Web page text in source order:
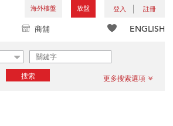
海外樓盤 放盤 登入 註冊
ENGLISH
商舖
搜索 更多搜索選項